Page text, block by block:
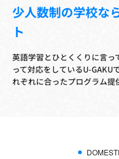
少人数制の学校な
ト
英語学習とひとくくりに言っ
って対応をしているU-GAKU
れぞれに合ったプログラム提